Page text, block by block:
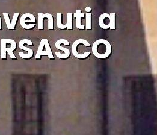
a